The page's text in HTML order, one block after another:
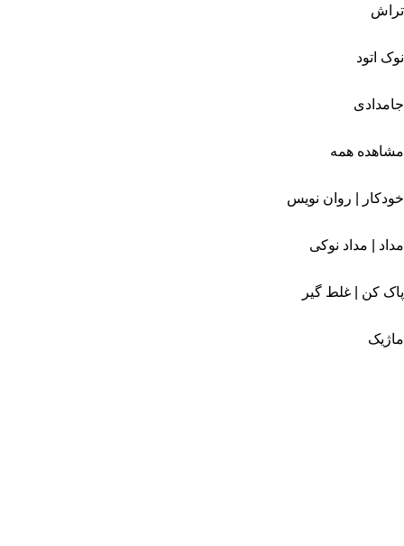
تراش
نوک اتود
جامدادی
مشاهده همه
خودکار | روان نویس
مداد | مداد نوکی
پاک کن | غلط گیر
ماژیک